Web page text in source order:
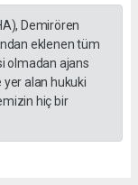
Demirören
eklenen tüm
olmadan ajans
yer alan hukuki
hiç bir